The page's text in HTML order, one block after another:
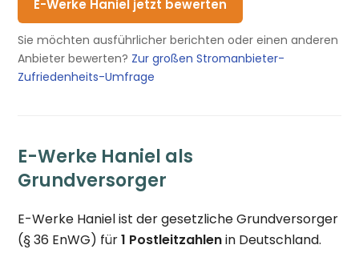
E-Werke Haniel jetzt bewerten
Sie möchten ausführlicher berichten oder einen anderen
Anbieter bewerten? Zur großen Stromanbieter-
Zufriedenheits-Umfrage
E-Werke Haniel als
Grundversorger
E-Werke Haniel ist der gesetzliche Grundversorger
(§ 36 EnWG) für1 Postleitzahlenin Deutschland.